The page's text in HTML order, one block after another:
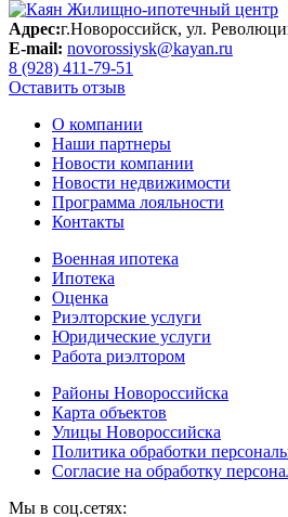
Адрес:г.Новороссийск, ул.
E-mail: novorossiysk@kayan.ru
8 (928) 411-79-51
Оставить отзыв
О компании
Наши партнеры
Новости компании
Новости недвижимости
Программа лояльности
Контакты
Военная ипотека
Ипотека
Оценка
Риэлторские услуги
Юридические услуги
Работа риэлтором
Районы Новороссийска
Карта объектов
Улицы Новороссийска
Политика обработки
Согласие на обработку
Мы в соц.сетях: